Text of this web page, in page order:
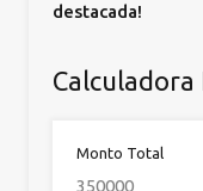
destacada!
Monto Total